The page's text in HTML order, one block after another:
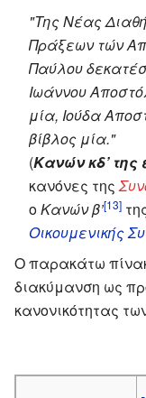
"Της Νέας
Πράξεων τών
Παύλου
Ιωάννου
μία, Ιούδα
βίβλος μία."
(Κανών κδ’
κανόνες της
οΚανών β’[13]
Οικουμενικής
Ο παρακάτω
διακύμανση ως
κανονικότητας